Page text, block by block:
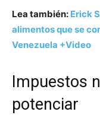
Lea también: Erick
alimentos que se
Venezuela +Video
Impuestos
potenciar